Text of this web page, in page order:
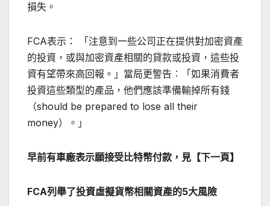
損失。
FCA表示： 「注意到一些公司正在提供對加密資產
的投資，或與加密資產相關的貸款或投資，這些投
資有望帶來高回報。」當局更警告︰「如果消費者
投資這些類型的產品，他們應該準備輸掉所有錢
（should be prepared to lose all their
money）。」
早前有車廠表示願接受比特幣付款，見【下一頁】
FCA列舉了投資虛擬貨幣相關資產的5大風險